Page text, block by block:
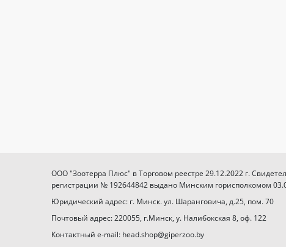
ООО "Зоотерра Плюс" в Торговом реестре 29.12.2022 г.
регистрации № 192644842 выдано Минским горисполкомом
Юридический адрес: г. Минск. ул. Шаранговича, д.25, пом. 70
Почтовый адрес: 220055, г.Минск, у. Налибокская 8, оф. 122
Контактный e-mail: head.shop@giperzoo.by